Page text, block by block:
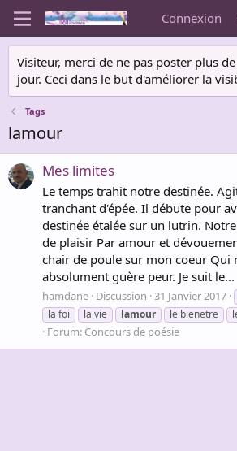
Connexion
Visiteur, merci de ne pas poster plus
jour. Ceci dans le but d'améliorer la
Tags
lamour
Mes limites
Le temps trahit notre destinée.
tranchant d'épée. Il débute pour
destinée étalée sur un lutrin.
de plaisir Par amour et
chair de poule sur mon coeur Qui
absolument guère peur. Je suit le...
hamdane Discussion 31 Janvier 2017
la foi
la vie lamour le bienetre
Forum: Concours de poésie